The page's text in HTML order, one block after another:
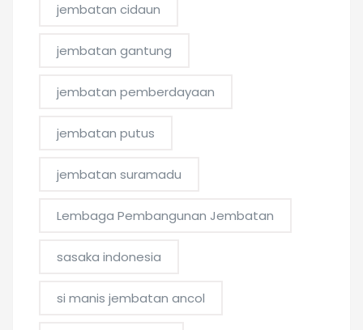
jembatan cidaun
jembatan gantung
jembatan pemberdayaan
jembatan putus
jembatan suramadu
Lembaga Pembangunan Jembatan
sasaka indonesia
si manis jembatan ancol